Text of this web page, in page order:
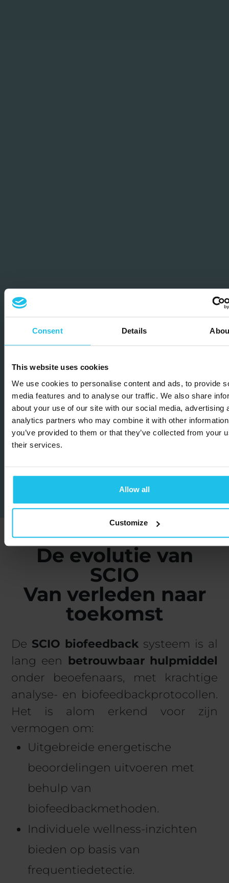
Consent Details
This website uses cookies
We use cookies to personalise content and ads, to provide
media features and to analyse our traffic. We also share
about your use of our site with our social media, advertising
analytics partners who may combine it with other
you’ve provided to them or that they’ve collected from your
their services.
Allow all
Customize
De evolutie van
SCIO
Van verleden naar
toekomst
De SCIO biofeedback systeem is al
lang een betrouwbaar hulpmiddel
onder beoefenaars, met krachtige
analyse- en biofeedbackprotocollen.
Het is alom erkend voor zijn
vermogen om:
Uitgebreide energetische
beoordelingen uitvoeren met
behulp van
biofeedbackmethoden.
Individuele wellness-inzichten
bieden op basis van
frequentiedetectie.